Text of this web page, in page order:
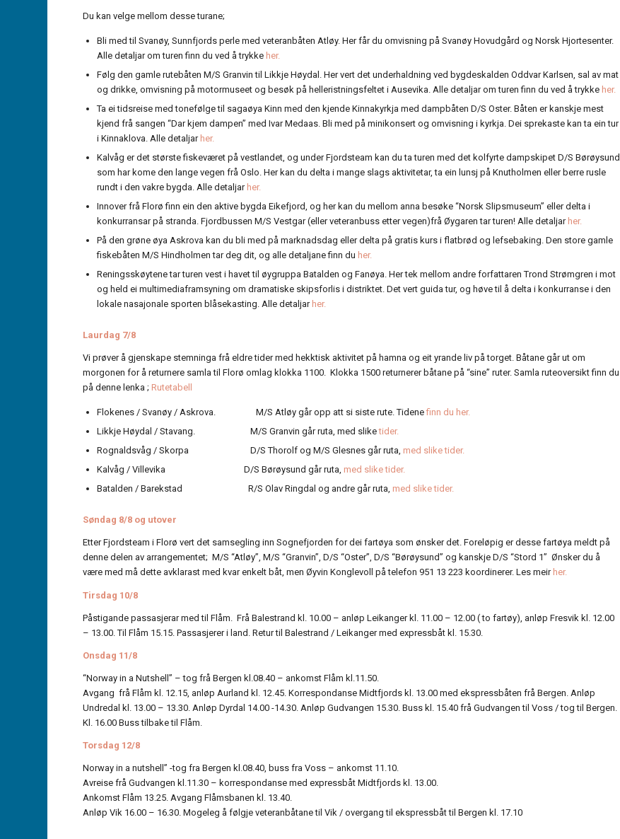
Du kan velge mellom desse turane;
Bli med til Svanøy, Sunnfjords perle med veteranbåten Atløy. Her får du omvisning på Svanøy Hovudgård og Norsk Hjortesenter.
Alle detaljar om turen finn du ved å trykke her.
Følg den gamle rutebåten M/S Granvin til Likkje Høydal. Her vert det underhaldning ved bygdeskalden Oddvar Karlsen, sal av mat
og drikke, omvisning på motormuseet og besøk på helleristningsfeltet i Ausevika. Alle detaljar om turen finn du ved å trykke her.
Ta ei tidsreise med tonefølge til sagaøya Kinn med den kjende Kinnakyrkja med dampbåten D/S Oster. Båten er kanskje mest
kjend frå sangen “Dar kjem dampen” med Ivar Medaas. Bli med på minikonsert og omvisning i kyrkja. Dei sprekaste kan ta ein tur
i Kinnaklova. Alle detaljar her.
Kalvåg er det største fiskeværet på vestlandet, og under Fjordsteam kan du ta turen med det kolfyrte dampskipet D/S Børøysund
som har kome den lange vegen frå Oslo. Her kan du delta i mange slags aktivitetar, ta ein lunsj på Knutholmen eller berre rusle
rundt i den vakre bygda. Alle detaljar her.
Innover frå Florø finn ein den aktive bygda Eikefjord, og her kan du mellom anna besøke “Norsk Slipsmuseum” eller delta i
konkurransar på stranda. Fjordbussen M/S Vestgar (eller veteranbuss etter vegen)frå Øygaren tar turen! Alle detaljar her.
På den grøne øya Askrova kan du bli med på marknadsdag eller delta på gratis kurs i flatbrød og lefsebaking. Den store gamle
fiskebåten M/S Hindholmen tar deg dit, og alle detaljane finn du her.
Reningsskøytene tar turen vest i havet til øygruppa Batalden og Fanøya. Her tek mellom andre forfattaren Trond Strømgren i mot
og held ei multimediaframsyning om dramatiske skipsforlis i distriktet. Det vert guida tur, og høve til å delta i konkurranse i den
lokale nasajonale sporten blåsekasting. Alle detaljar her.
Laurdag 7/8
Vi prøver å gjenskape stemninga frå eldre tider med hekktisk aktivitet på hamna og eit yrande liv på torget. Båtane går ut om
morgonen for å returnere samla til Florø omlag klokka 1100. Klokka 1500 returnerer båtane på “sine” ruter. Samla ruteoversikt finn du
på denne lenka ;Rutetabell
Flokenes / Svanøy / Askrova. M/S Atløy går opp att si siste rute. Tidenefinn du her.
Likkje Høydal / Stavang. M/S Granvin går ruta, med sliketider.
Rognaldsvåg / Skorpa D/S Thorolf og M/S Glesnes går ruta,med slike tider.
Kalvåg / Villevika D/S Børøysund går ruta,med slike tider.
Batalden / Barekstad R/S Olav Ringdal og andre går ruta,med slike tider.
Søndag 8/8 og utover
Etter Fjordsteam i Florø vert det samsegling inn Sognefjorden for dei fartøya som ønsker det. Foreløpig er desse fartøya meldt på
denne delen av arrangementet; M/S “Atløy”, M/S “Granvin”, D/S “Oster”, D/S “Børøysund” og kanskje D/S “Stord 1” Ønsker du å
være med må dette avklarast med kvar enkelt båt, men Øyvin Konglevoll på telefon 951 13 223 koordinerer. Les meir her.
Tirsdag 10/8
Påstigande passasjerar med til Flåm. Frå Balestrand kl. 10.00 – anløp Leikanger kl. 11.00 – 12.00 ( to fartøy), anløp Fresvik kl. 12.00
– 13.00. Til Flåm 15.15. Passasjerer i land. Retur til Balestrand / Leikanger med expressbåt kl. 15.30.
Onsdag 11/8
“Norway in a Nutshell” – tog frå Bergen kl.08.40 – ankomst Flåm kl.11.50.
Avgang frå Flåm kl. 12.15, anløp Aurland kl. 12.45. Korrespondanse Midtfjords kl. 13.00 med ekspressbåten frå Bergen. Anløp
Undredal kl. 13.00 – 13.30. Anløp Dyrdal 14.00 -14.30. Anløp Gudvangen 15.30. Buss kl. 15.40 frå Gudvangen til Voss / tog til Bergen.
Kl. 16.00 Buss tilbake til Flåm.
Torsdag 12/8
Norway in a nutshell” -tog fra Bergen kl.08.40, buss fra Voss – ankomst 11.10.
Avreise frå Gudvangen kl.11.30 – korrespondanse med expressbåt Midtfjords kl. 13.00.
Ankomst Flåm 13.25. Avgang Flåmsbanen kl. 13.40.
Anløp Vik 16.00 – 16.30. Mogeleg å følgje veteranbåtane til Vik / overgang til ekspressbåt til Bergen kl. 17.10